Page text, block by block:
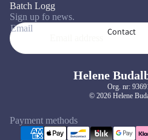
Contact
Batch Logg
Sign up fo news.
Email
Helene
Org. nr:
© 2026 Helene
Payment methods
Refund policy
Terms of service